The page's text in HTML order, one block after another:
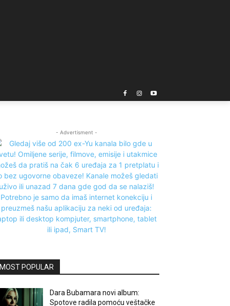
- Advertisment -
MOST POPULAR
Dara Bubamara novi album:
Spotove radila pomoću veštačke